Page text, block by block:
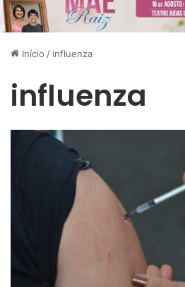
Início / influenza
influenza